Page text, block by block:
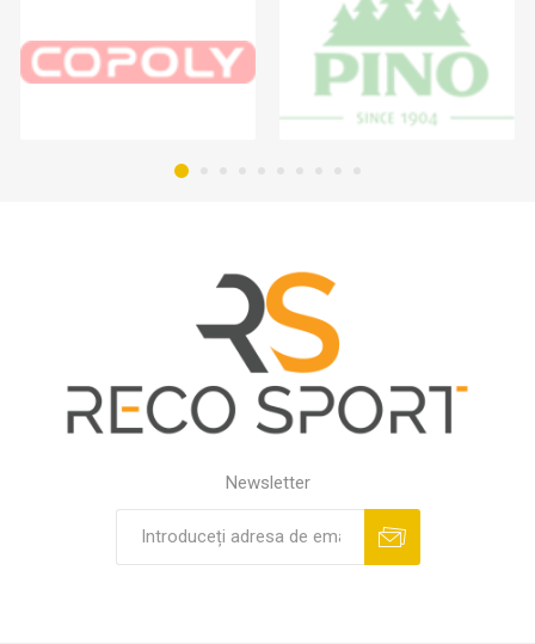
Newsletter